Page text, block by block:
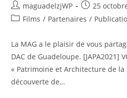
Auteur/autrice
de
maguadelzjWP
Publication
publiée :
25
PostFilms / Partenaires /
La MAG a le plaisir de vous
DAC de Guadeloupe. [JAPA2021]
« Patrimoine et Architecture de la
découverte de…